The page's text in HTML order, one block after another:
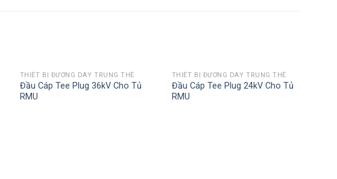
THIẾT BỊ ĐƯỜNG DÂY TRUNG THẾ
Đầu Cáp Tee Plug 36kV Cho Tủ
RMU
THIẾT BỊ ĐƯỜNG DÂY TRUNG THẾ
Đầu Cáp Tee Plug 24kV Cho Tủ
RMU